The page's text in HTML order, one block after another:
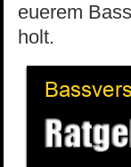
euerem
holt.